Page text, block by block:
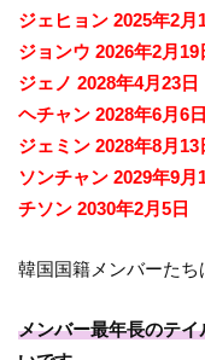
ジェヒョン 2025年2月
ジョンウ 2026年2月19
ジェノ 2028年4月23日
ヘチャン 2028年6月6日
ジェミン 2028年8月13
ソンチャン 2029年9月
チソン 2030年2月5日
韓国国籍メンバーたち
メンバー最年長のテ